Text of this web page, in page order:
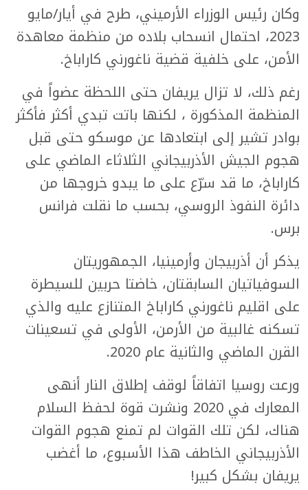
وكان رئيس الوزراء الأرميني، طرح في أيار/مايو
2023، احتمال انسحاب بلاده من منظمة معاهدة
الأمن، على خلفية قضية ناغورني كاراباخ.
رغم ذلك، لا تزال يريفان حتى اللحظة عضواً في
المنظمة المذكورة ، لكنها باتت تبدي أكثر فأكثر
بوادر تشير إلى ابتعادها عن موسكو حتى قبل
هجوم الجيش الأذربيجاني الثلاثاء الماضي على
كاراباخ، ما قد سرّع على ما يبدو خروجها من
دائرة النفوذ الروسي، بحسب ما نقلت فرانس
برس.
يذكر أن أذربيجان وأرمينيا، الجمهوريتان
السوفياتيان السابقتان، خاضتا حربين للسيطرة
على اقليم ناغورني كاراباخ المتنازع عليه والذي
تسكنه غالبية من الأرمن، الأولى في تسعينات
القرن الماضي والثانية عام 2020.
ورعت روسيا اتفاقاً لوقف إطلاق النار أنهى
المعارك في 2020 ونشرت قوة لحفظ السلام
هناك، لكن تلك القوات لم تمنع هجوم القوات
الأذربيجاني الخاطف هذا الأسبوع، ما أغضب
يريفان بشكل كبير!